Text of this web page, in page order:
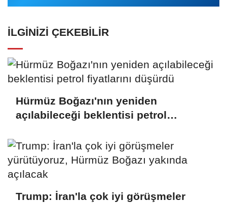
İLGINIZI ÇEKEBILIR
Hürmüz Boğazı'nın yeniden
açılabileceği beklentisi petrol
Trump: İran'la çok iyi görüşmeler